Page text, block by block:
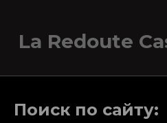
La Redoute
Поиск по сайту: